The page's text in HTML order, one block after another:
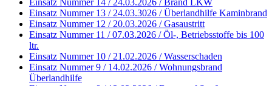
Einsatz Nummer 13 / 24.03.3026 / Überlandhilfe Kaminbrand
Einsatz Nummer 12 / 20.03.2026 / Gasaustritt
Einsatz Nummer 11 / 07.03.2026 / Öl-, Betriebsstoffe bis 100
ltr.
Einsatz Nummer 10 / 21.02.2026 / Wasserschaden
Einsatz Nummer 9 / 14.02.2026 / Wohnungsbrand
Überlandhilfe